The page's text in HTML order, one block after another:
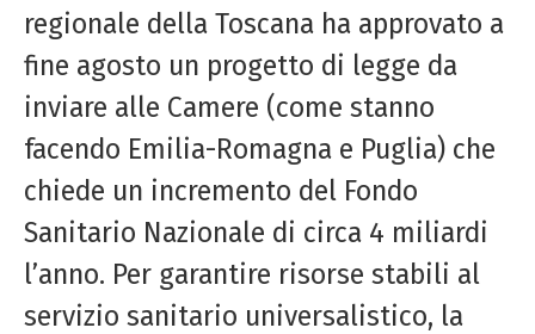
regionale della Toscana ha approvato a
fine agosto un progetto di legge da
inviare alle Camere (come stanno
facendo Emilia-Romagna e Puglia) che
chiede un incremento del Fondo
Sanitario Nazionale di circa 4 miliardi
l’anno. Per garantire risorse stabili al
servizio sanitario universalistico, la